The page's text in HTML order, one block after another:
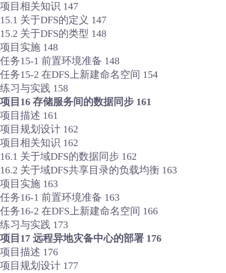
项目相关知识 147
15.1 关于DFS的定义 147
15.2 关于DFS的类型 148
项目实施 148
任务15-1 前置环境准备 148
任务15-2 在DFS上新建命名空间 154
练习与实践 158
项目16 存储服务间的数据同步 161
项目描述 161
项目规划设计 162
项目相关知识 162
16.1 关于域DFS的数据同步 162
16.2 关于域DFS共享目录的负载均衡 163
项目实施 163
任务16-1 前置环境准备 163
任务16-2 在DFS上新建命名空间 166
练习与实践 173
项目17 远程异地灾备中心的部署 176
项目描述 176
项目规划设计 177